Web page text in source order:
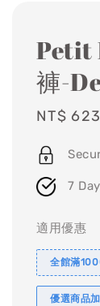
Petit
褲-
Sale
NT$ 623
7
適用優惠
全館滿
優選商品